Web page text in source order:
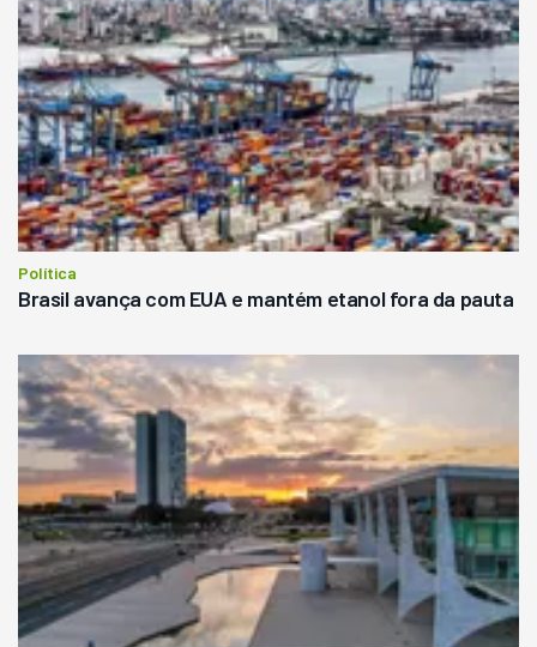
Política
Brasil avança com EUA e mantém etanol fora da pauta